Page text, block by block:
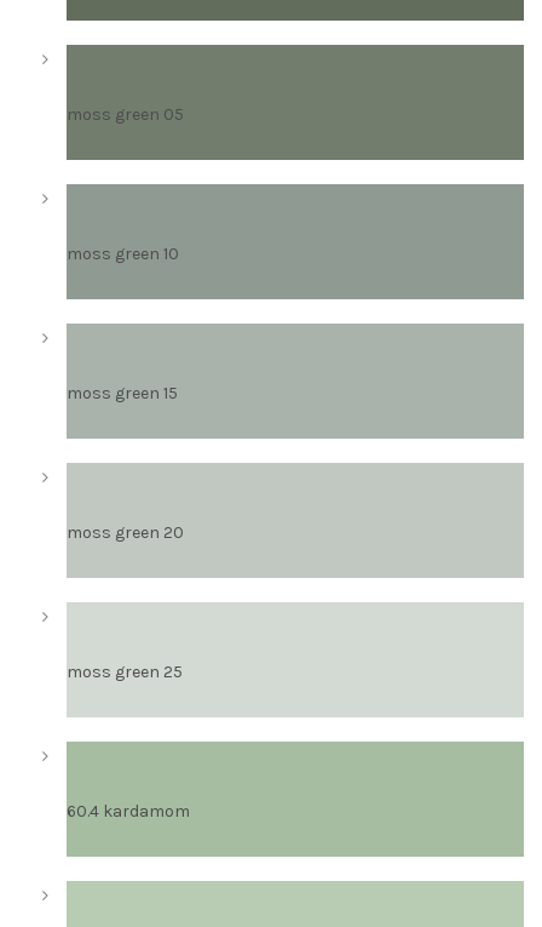
moss green 05
moss green 10
moss green 15
moss green 20
moss green 25
60.4 kardamom